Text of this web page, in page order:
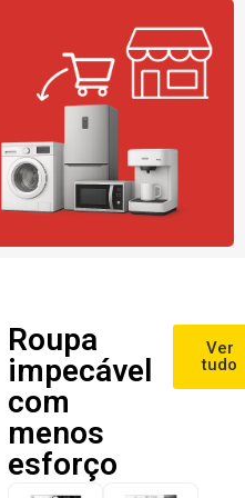
Roupa
impecável
com
menos
esforço
Ver
tudo